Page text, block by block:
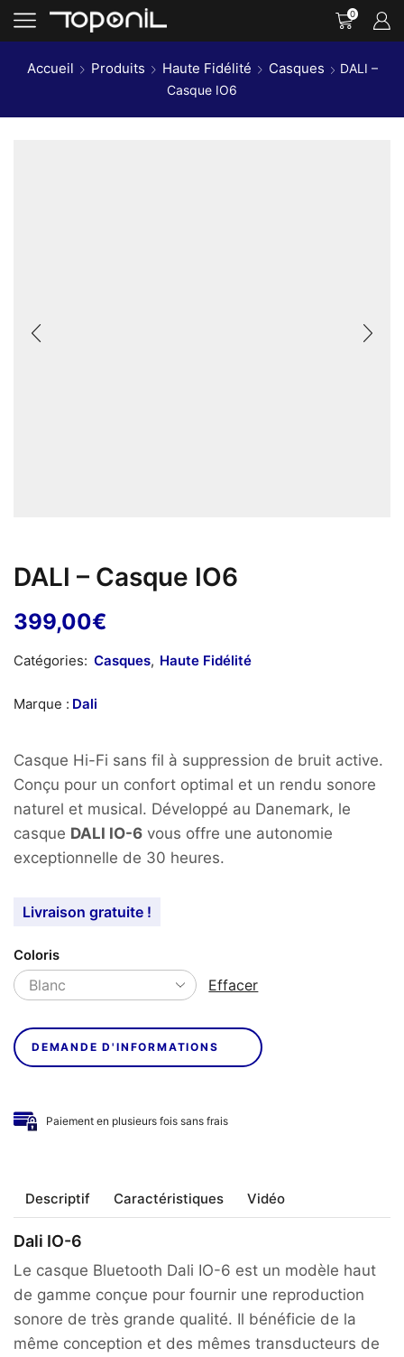
0
Accueil Produits Haute Fidélité Casques
DALI –
Casque IO6
DALI – Casque IO6
399,00€
Catégories: Casques, Haute Fidélité
Marque : Dali
Casque Hi-Fi sans fil à suppression de bruit active.
Conçu pour un confort optimal et un rendu sonore
naturel et musical. Développé au Danemark, le
casque DALI IO-6 vous offre une autonomie
exceptionnelle de 30 heures.
Livraison gratuite !
Coloris
Effacer
DEMANDE D'INFORMATIONS
Paiement en plusieurs fois sans frais
Descriptif Caractéristiques Vidéo
Dali IO-6
Le casque Bluetooth Dali IO-6 est un modèle haut
de gamme conçue pour fournir une reproduction
sonore de très grande qualité. Il bénéficie de la
même conception et des mêmes transducteurs de